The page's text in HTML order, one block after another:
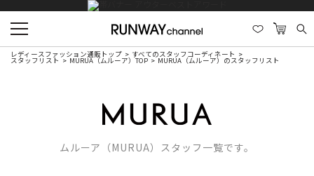
レディースファッション通販トップ すべてのスタッフコーディネート
スタッフリスト MURUA（ムルーア）TOP MURUA（ムルーア）のスタッフリスト
ムルーア（MURUA）スタッフ一覧です。